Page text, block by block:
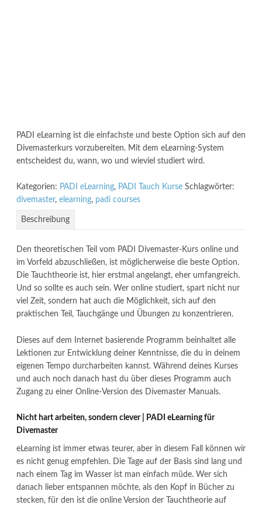
PADI eLearning ist die einfachste und beste Option sich auf den
Divemasterkurs vorzubereiten. Mit dem eLearning-System
entscheidest du, wann, wo und wieviel studiert wird.
Kategorien: PADI eLearning, PADI Tauch Kurse Schlagwörter:
divemaster, elearning, padi courses
Beschreibung
Den theoretischen Teil vom PADI Divemaster-Kurs online und
im Vorfeld abzuschließen, ist möglicherweise die beste Option.
Die Tauchtheorie ist, hier erstmal angelangt, eher umfangreich.
Und so sollte es auch sein. Wer online studiert, spart nicht nur
viel Zeit, sondern hat auch die Möglichkeit, sich auf den
praktischen Teil, Tauchgänge und Übungen zu konzentrieren.
Dieses auf dem Internet basierende Programm beinhaltet alle
Lektionen zur Entwicklung deiner Kenntnisse, die du in deinem
eigenen Tempo durcharbeiten kannst. Während deines Kurses
und auch noch danach hast du über dieses Programm auch
Zugang zu einer Online-Version des Divemaster Manuals.
Nicht hart arbeiten, sondern clever | PADI eLearning für
Divemaster
eLearning ist immer etwas teurer, aber in diesem Fall können wir
es nicht genug empfehlen. Die Tage auf der Basis sind lang und
nach einem Tag im Wasser ist man einfach müde. Wer sich
danach lieber entspannen möchte, als den Kopf in Bücher zu
stecken, für den ist die online Version der Tauchtheorie auf